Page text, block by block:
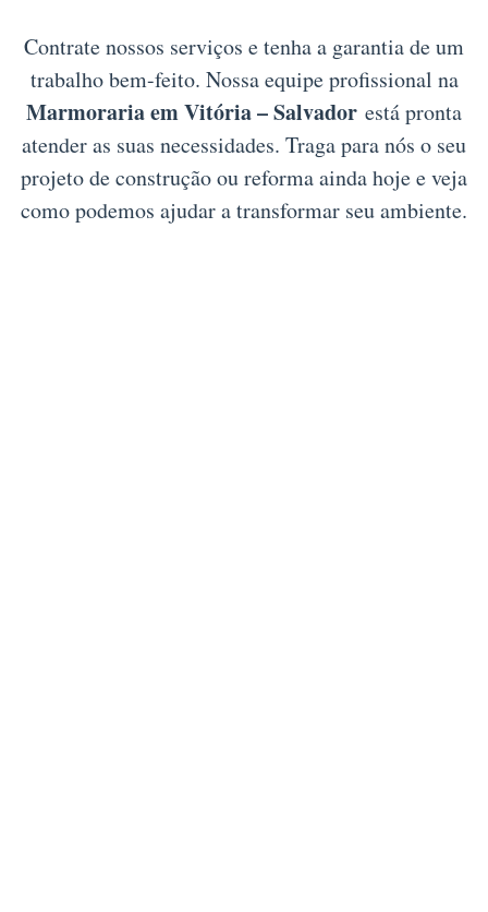
Contrate nossos serviços e tenha a garantia de um
trabalho bem-feito. Nossa equipe profissional na
Marmoraria em Vitória – Salvador está pronta
atender as suas necessidades. Traga para nós o seu
projeto de construção ou reforma ainda hoje e veja
como podemos ajudar a transformar seu ambiente.